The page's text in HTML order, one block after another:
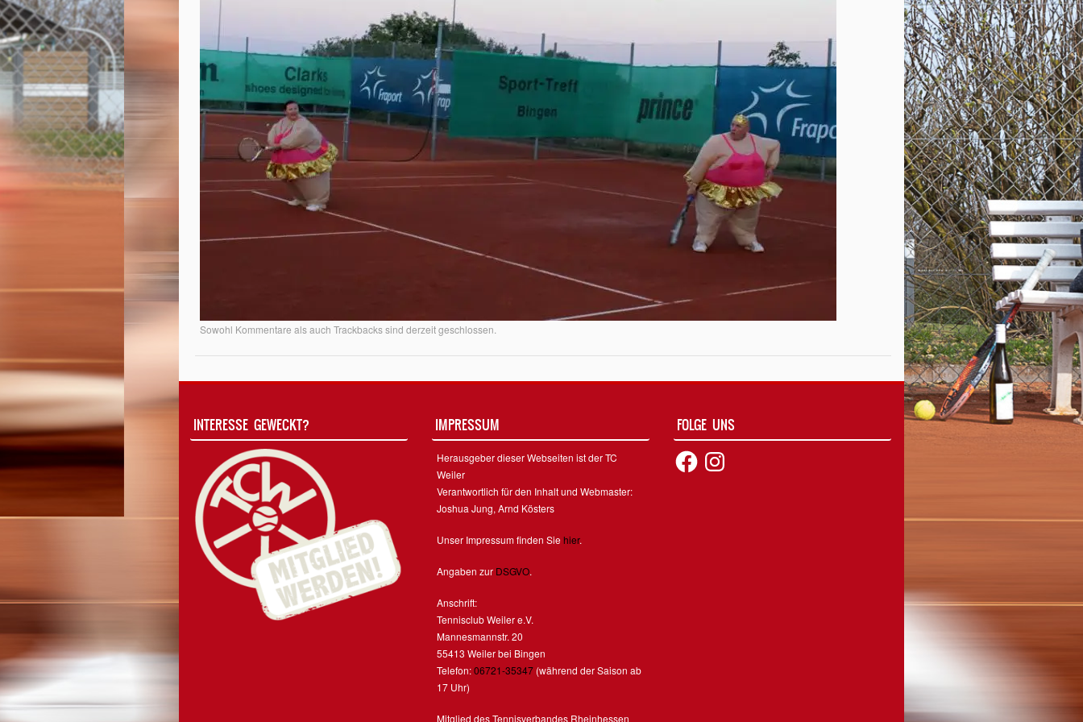
Sowohl Kommentare als auch Trackbacks sind derzeit geschlossen.
INTERESSE GEWECKT? IMPRESSUM
Herausgeber dieser Webseiten ist der TC
Weiler
Verantwortlich für den Inhalt und Webmaster:
Joshua Jung, Arnd Kösters
Unser Impressum finden Siehier.
Angaben zur DSGVO.
Anschrift:
Tennisclub Weiler e.V.
Mannesmannstr. 20
55413 Weiler bei Bingen
Telefon:06721-35347 (während der Saison ab
17 Uhr)
Mitglied des Tennisverbandes Rheinhessen
FOLGE UNS
FacebookInstagram